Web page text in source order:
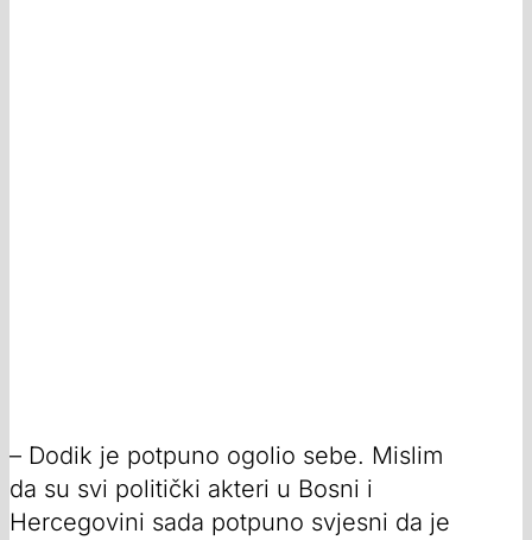
– Dodik je potpuno ogolio sebe. Mislim
da su svi politički akteri u Bosni i
Hercegovini sada potpuno svjesni da je